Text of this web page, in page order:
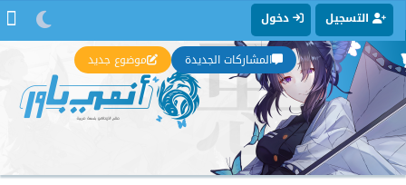
التسجيل دخول
المشاركات الجديدة موضوع جديد